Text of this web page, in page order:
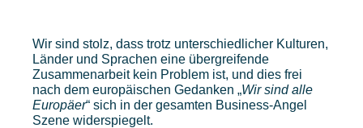
Wir sind stolz, dass trotz unterschiedlicher Kulturen,
Länder und Sprachen eine übergreifende
Zusammenarbeit kein Problem ist, und dies frei
nach dem europäischen Gedanken „Wir sind alle
Europäer“ sich in der gesamten Business-Angel
Szene widerspiegelt.